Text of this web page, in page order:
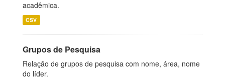
acadêmica.
CSV
Grupos de Pesquisa
Relação de grupos de pesquisa com nome, área, nome
do líder.